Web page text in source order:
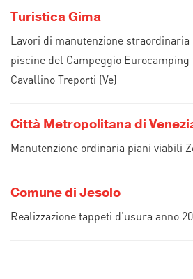
Turistica Gima
Lavori di manutenzione
piscine del Campeggio
Cavallino Treporti (Ve)
Città Metropolitana di
Manutenzione ordinaria piani viabili
Comune di Jesolo
Realizzazione tappeti d'usura anno